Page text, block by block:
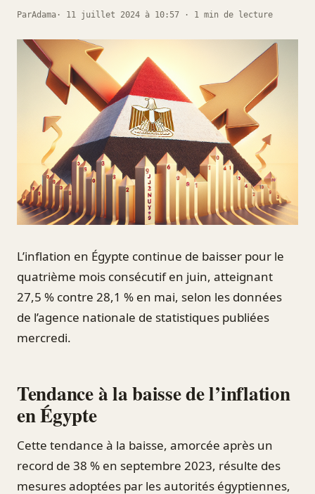
ParAdama · 11 juillet 2024 à 10:57 · 1 min de lecture
L’inflation en Égypte continue de baisser pour le
quatrième mois consécutif en juin, atteignant
27,5 % contre 28,1 % en mai, selon les données
de l’agence nationale de statistiques publiées
mercredi.
Tendance à la baisse de l’inflation
en Égypte
Cette tendance à la baisse, amorcée après un
record de 38 % en septembre 2023, résulte des
mesures adoptées par les autorités égyptiennes,